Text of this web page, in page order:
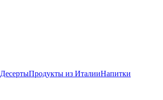
ДесертыПродукты из ИталииНапитки